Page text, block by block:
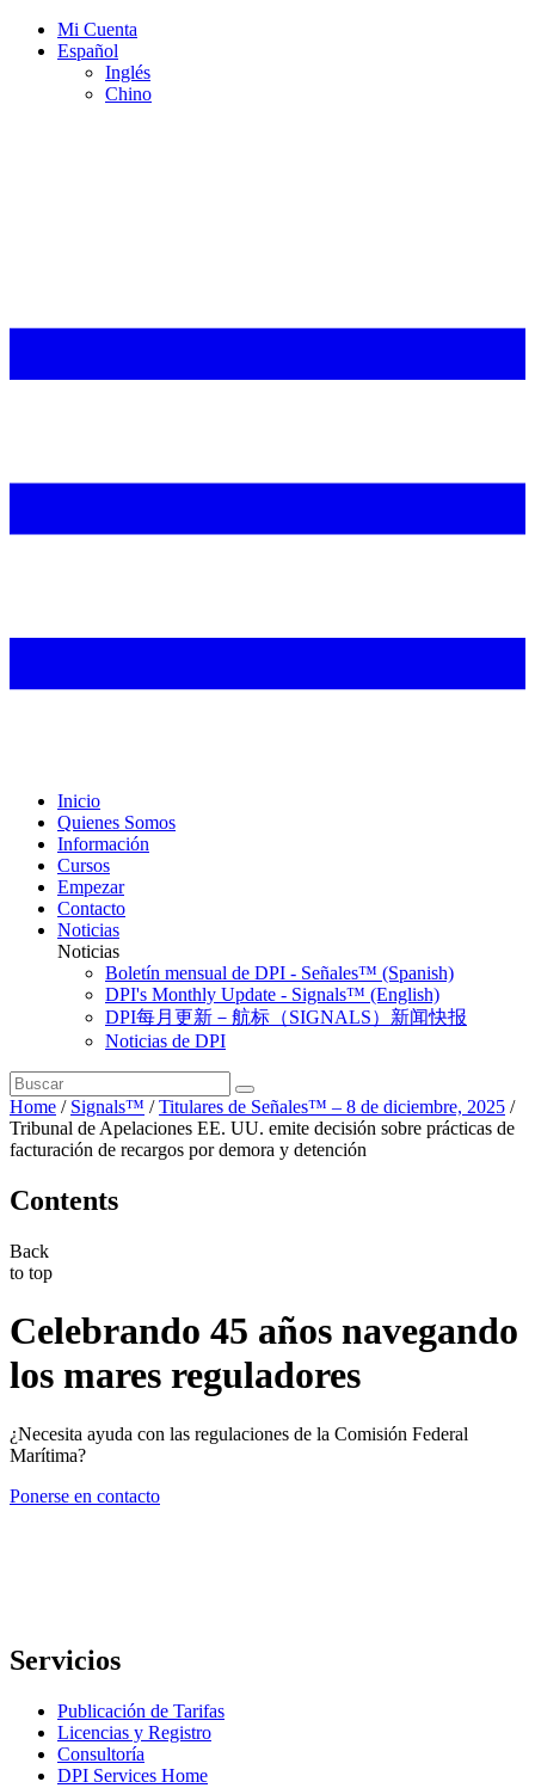
Mi Cuenta
Español
Inglés
Chino
Inicio
Quienes Somos
Información
Cursos
Empezar
Contacto
Noticias
Noticias
Boletín mensual de DPI - Señales™ (Spanish)
DPI's Monthly Update - Signals™ (English)
DPI每月更新－航标（SIGNALS）新闻快报
Noticias de DPI
Home / Signals™ /Titulares de Señales™ – 8 de diciembre, 2025 /
Tribunal de Apelaciones EE. UU. emite decisión sobre prácticas de
facturación de recargos por demora y detención
Contents
Back
to top
Celebrando 45 años navegando
los mares reguladores
¿Necesita ayuda con las regulaciones de la Comisión Federal
Marítima?
Ponerse en contacto
Servicios
Publicación de Tarifas
Licencias y Registro
Consultoría
DPI Services Home